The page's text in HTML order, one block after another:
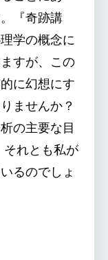
『奇跡講
学の概念に
すが、この
に幻想にす
ませんか？
の主要な目
れとも私が
るのでしょ